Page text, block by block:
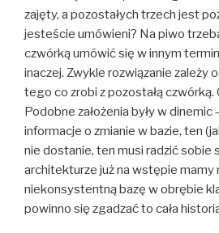
zajęty, a pozostałych trzech jest
jesteście umówieni? Na piwo
czwórką umówić się w innym
inaczej. Zwykle rozwiązanie zależy
tego co zrobi z pozostałą czwórką.
Podobne założenia były w
informacje o zmianie w bazie, ten
nie dostanie, ten musi radzić sobie
architekturze już na wstępie mamy
niekonsystentną bazę w obrębie
powinno się zgadzać to cała